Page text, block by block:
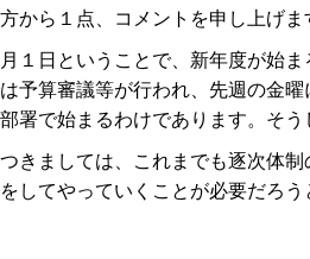
から１点、コメントを申し上げま
１日ということで、新年度が始
予算審議等が行われ、先週の金
署で始まるわけであります。そ
きましては、これまでも逐次体
してやっていくことが必要だろ